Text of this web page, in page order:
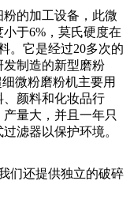
的加工设备，此微
于6%，莫氏硬度在
。它是经过20多次的
制造的新型磨粉
微粉磨粉机主要用
颜料和化妆品行
量大，并且一年只
滤器以保护环境。
们还提供独立的破碎